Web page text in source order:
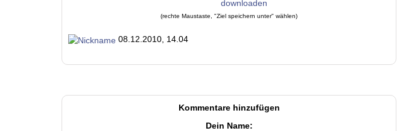
(rechte Maustaste, "Ziel speichern unter" wählen)
08.12.2010, 14.04
Kommentare hinzufügen
Dein Name: